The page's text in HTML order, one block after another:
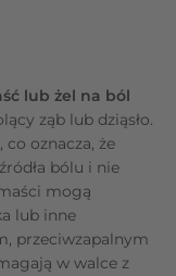
lub żel na ból
ząb lub dziąsło.
co oznacza, że
bólu i nie
mogą
lub inne
przeciwzapalnym
w walce z